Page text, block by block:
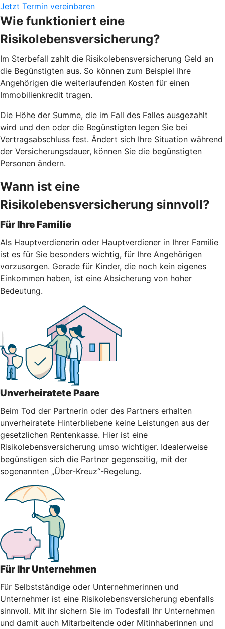
Jetzt Termin vereinbaren
Wie funktioniert eine
Risikolebensversicherung?
Im Sterbefall zahlt die Risikolebensversicherung Geld an
die Begünstigten aus. So können zum Beispiel Ihre
Angehörigen die weiterlaufenden Kosten für einen
Immobilienkredit tragen.
Die Höhe der Summe, die im Fall des Falles ausgezahlt
wird und den oder die Begünstigten legen Sie bei
Vertragsabschluss fest. Ändert sich Ihre Situation während
der Versicherungsdauer, können Sie die begünstigten
Personen ändern.
Wann ist eine
Risikolebensversicherung sinnvoll?
Für Ihre Familie
Als Hauptverdienerin oder Hauptverdiener in Ihrer Familie
ist es für Sie besonders wichtig, für Ihre Angehörigen
vorzusorgen. Gerade für Kinder, die noch kein eigenes
Einkommen haben, ist eine Absicherung von hoher
Bedeutung.
Unverheiratete Paare
Beim Tod der Partnerin oder des Partners erhalten
unverheiratete Hinterbliebene keine Leistungen aus der
gesetzlichen Rentenkasse. Hier ist eine
Risikolebensversicherung umso wichtiger. Idealerweise
begünstigen sich die Partner gegenseitig, mit der
sogenannten „Über-Kreuz“-Regelung.
Für Ihr Unternehmen
Für Selbstständige oder Unternehmerinnen und
Unternehmer ist eine Risikolebensversicherung ebenfalls
sinnvoll. Mit ihr sichern Sie im Todesfall Ihr Unternehmen
und damit auch Mitarbeitende oder Mitinhaberinnen und